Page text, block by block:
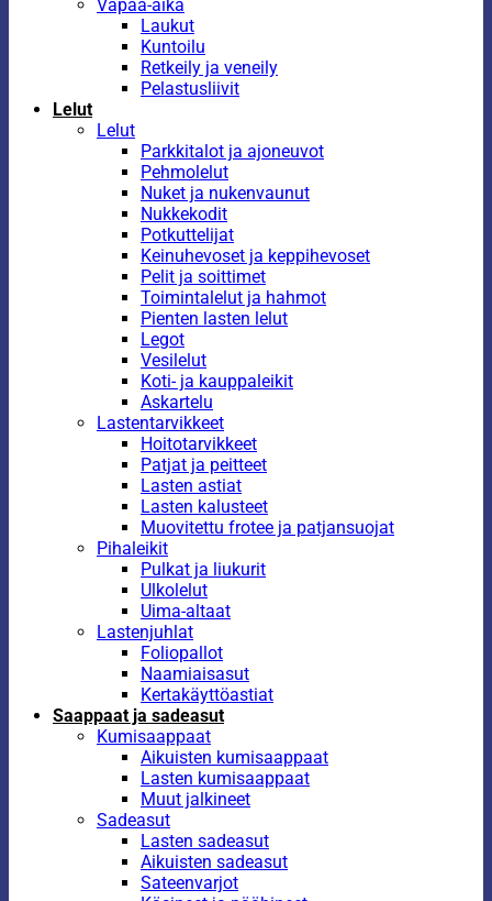
Vapaa-aika
Laukut
Kuntoilu
Retkeily ja veneily
Pelastusliivit
Lelut
Lelut
Parkkitalot ja ajoneuvot
Pehmolelut
Nuket ja nukenvaunut
Nukkekodit
Potkuttelijat
Keinuhevoset ja keppihevoset
Pelit ja soittimet
Toimintalelut ja hahmot
Pienten lasten lelut
Legot
Vesilelut
Koti- ja kauppaleikit
Askartelu
Lastentarvikkeet
Hoitotarvikkeet
Patjat ja peitteet
Lasten astiat
Lasten kalusteet
Muovitettu frotee ja patjansuojat
Pihaleikit
Pulkat ja liukurit
Ulkolelut
Uima-altaat
Lastenjuhlat
Foliopallot
Naamiaisasut
Kertakäyttöastiat
Saappaat ja sadeasut
Kumisaappaat
Aikuisten kumisaappaat
Lasten kumisaappaat
Muut jalkineet
Sadeasut
Lasten sadeasut
Aikuisten sadeasut
Sateenvarjot